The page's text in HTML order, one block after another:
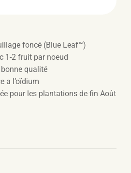
foncé (Blue Leaf™)
1-2 fruit par noeud
qualité
a l’oïdium
pour les plantations de fin Août